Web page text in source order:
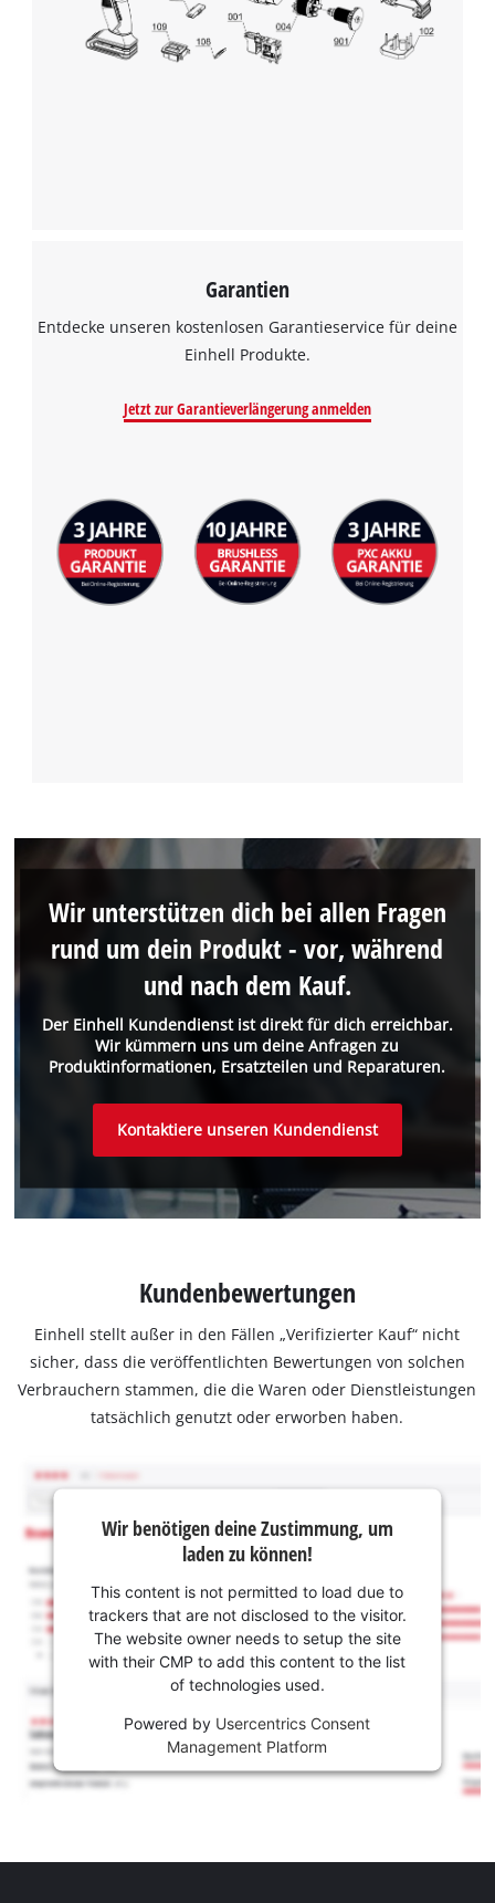
Garantien
Entdecke unseren kostenlosen Garantieservice für deine
Einhell Produkte.
Jetzt zur Garantieverlängerung anmelden
Der Einhell Kundendienst ist direkt für dich erreichbar.
Wir kümmern uns um deine Anfragen zu
Produktinformationen, Ersatzteilen und Reparaturen.
Wir unterstützen dich bei allen Fragen
rund um dein Produkt - vor, während
und nach dem Kauf.
Kontaktiere unseren Kundendienst
Kundenbewertungen
Einhell stellt außer in den Fällen „Verifizierter Kauf“ nicht
sicher, dass die veröffentlichten Bewertungen von solchen
Verbrauchern stammen, die die Waren oder Dienstleistungen
tatsächlich genutzt oder erworben haben.
Wir benötigen deine Zustimmung, um
laden zu können!
This content is not permitted to load due to
trackers that are not disclosed to the visitor.
The website owner needs to setup the site
with their CMP to add this content to the list
of technologies used.
Powered by Usercentrics Consent
Management Platform